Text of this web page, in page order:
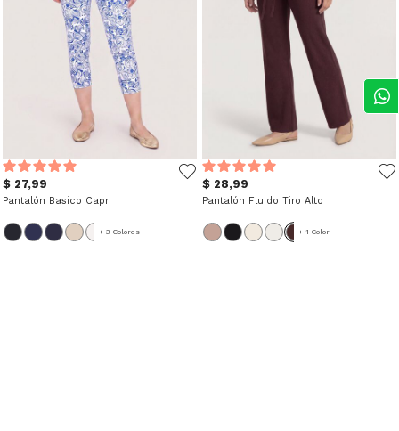
$ 27,99
Pantalón Basico Capri
+ 3 Colores
$ 28,99
Pantalón Fluido Tiro Alto
+ 1 Color